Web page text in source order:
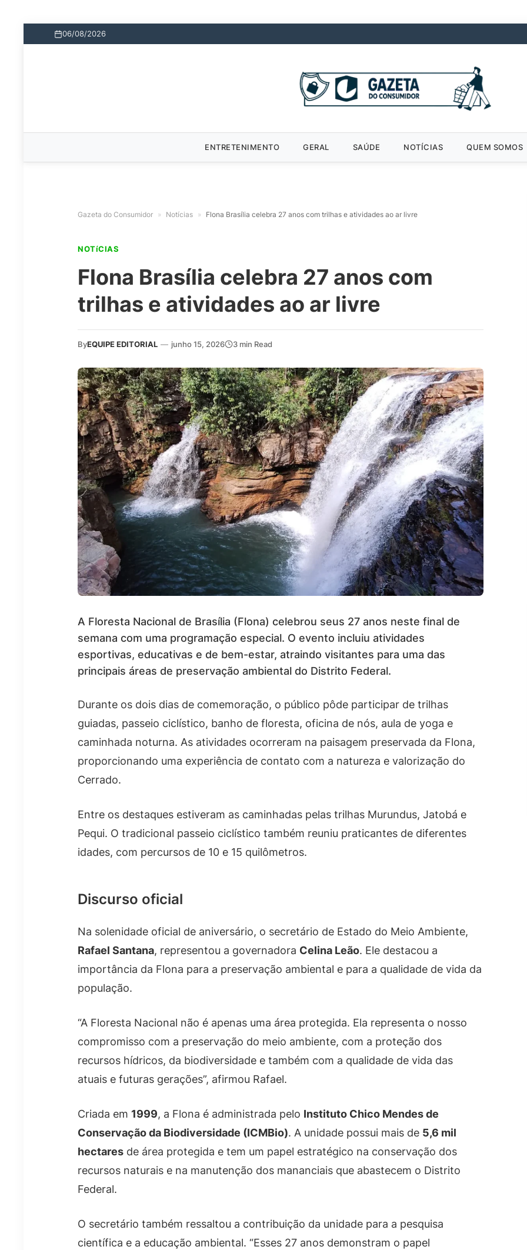
06/08/2026
ENTRETENIMENTO GERAL SAÚDE NOTÍCIAS QUEM SOMOS
Gazeta do Consumidor » Notícias » Flona Brasília celebra 27 anos com trilhas e atividades ao ar livre
NOTíCIAS
Flona Brasília celebra 27 anos com
trilhas e atividades ao ar livre
ByEQUIPE EDITORIAL — junho 15, 2026 3 min Read
A Floresta Nacional de Brasília (Flona) celebrou seus 27 anos neste final de
semana com uma programação especial. O evento incluiu atividades
esportivas, educativas e de bem-estar, atraindo visitantes para uma das
principais áreas de preservação ambiental do Distrito Federal.
Durante os dois dias de comemoração, o público pôde participar de trilhas
guiadas, passeio ciclístico, banho de floresta, oficina de nós, aula de yoga e
caminhada noturna. As atividades ocorreram na paisagem preservada da Flona,
proporcionando uma experiência de contato com a natureza e valorização do
Cerrado.
Entre os destaques estiveram as caminhadas pelas trilhas Murundus, Jatobá e
Pequi. O tradicional passeio ciclístico também reuniu praticantes de diferentes
idades, com percursos de 10 e 15 quilômetros.
Discurso oficial
Na solenidade oficial de aniversário, o secretário de Estado do Meio Ambiente,
Rafael Santana, representou a governadora Celina Leão. Ele destacou a
importância da Flona para a preservação ambiental e para a qualidade de vida da
população.
“A Floresta Nacional não é apenas uma área protegida. Ela representa o nosso
compromisso com a preservação do meio ambiente, com a proteção dos
recursos hídricos, da biodiversidade e também com a qualidade de vida das
atuais e futuras gerações”, afirmou Rafael.
Criada em 1999, a Flona é administrada pelo Instituto Chico Mendes de
Conservação da Biodiversidade (ICMBio). A unidade possui mais de 5,6 mil
hectares de área protegida e tem um papel estratégico na conservação dos
recursos naturais e na manutenção dos mananciais que abastecem o Distrito
Federal.
O secretário também ressaltou a contribuição da unidade para a pesquisa
científica e a educação ambiental. “Esses 27 anos demonstram o papel